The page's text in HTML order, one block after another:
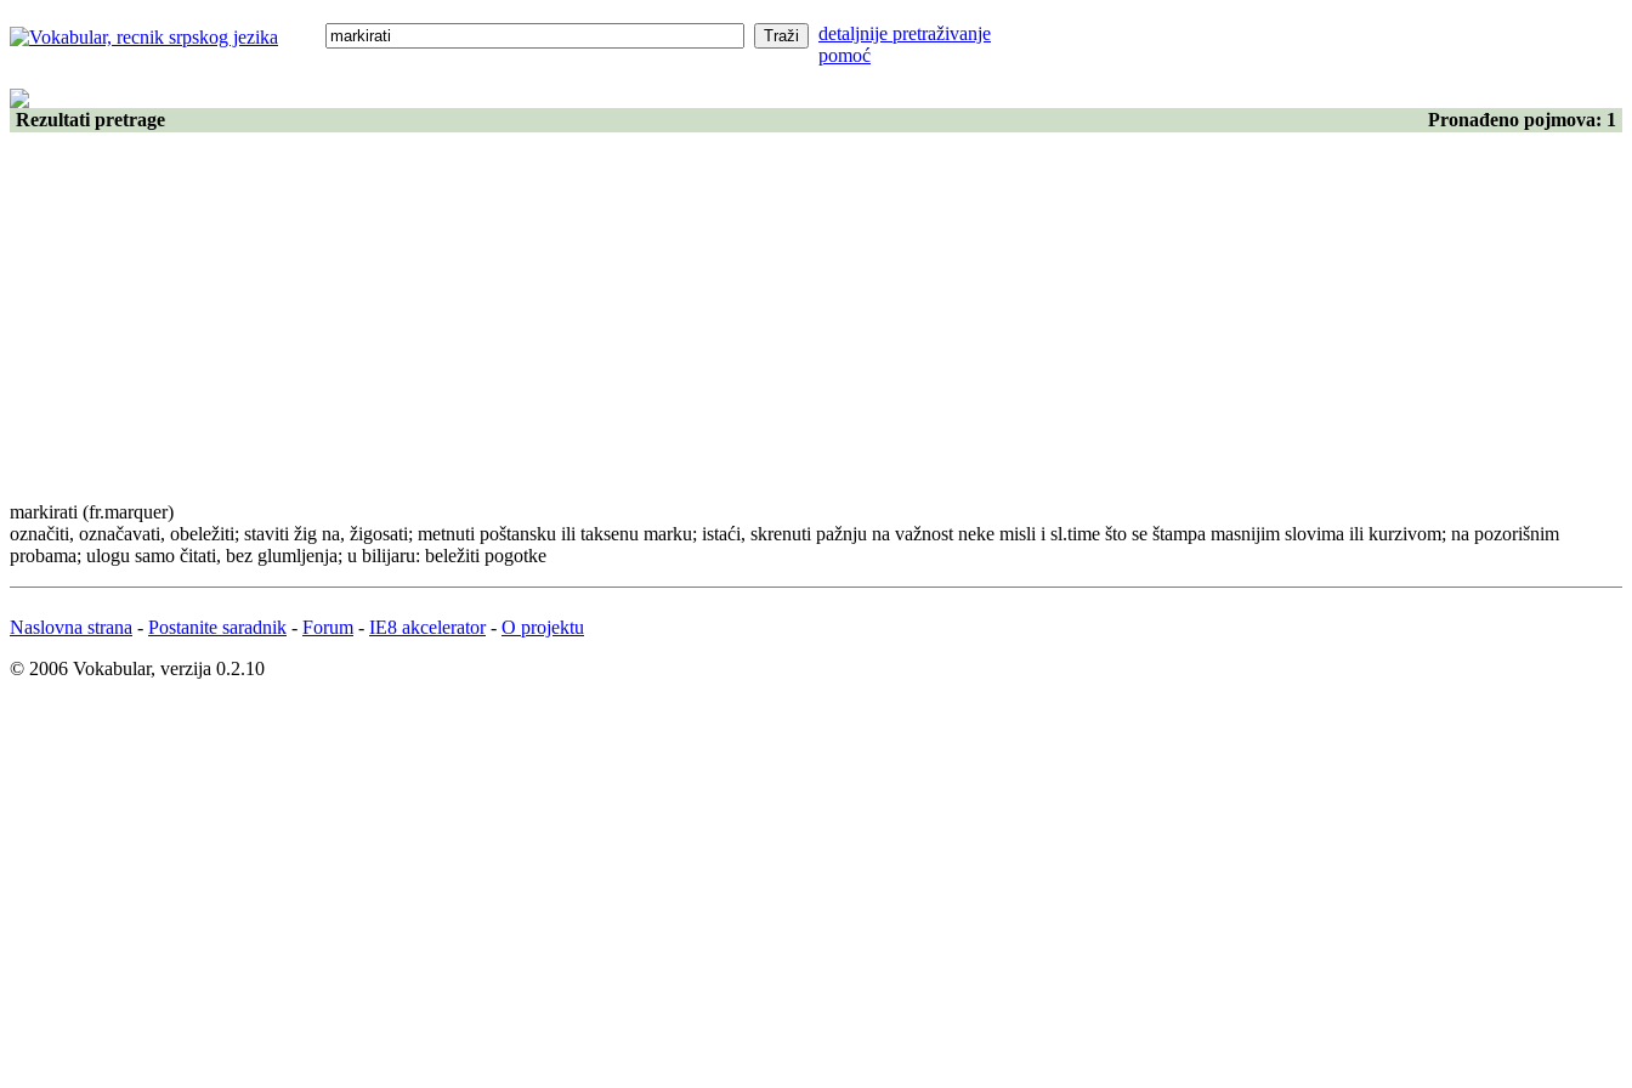
detaljnije pretraživanje
pomoć
Rezultati pretrage Pronađeno pojmova: 1
markirati (fr.marquer)
označiti, označavati, obeležiti; staviti žig na, žigosati; metnuti poštansku ili taksenu marku; istaći, skrenuti pažnju na važnost neke misli i sl.time što se štampa masnijim slovima ili kurzivom; na pozorišnim
probama; ulogu samo čitati, bez glumljenja; u bilijaru: beležiti pogotke
Naslovna strana - Postanite saradnik - Forum - IE8 akcelerator- O projektu
© 2006 Vokabular, verzija 0.2.10